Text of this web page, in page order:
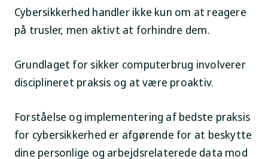
Cybersikkerhed handler ikke kun om at reagere
på trusler, men aktivt at forhindre dem.
Grundlaget for sikker computerbrug involverer
disciplineret praksis og at være proaktiv.
Forståelse og implementering af bedste praksis
for cybersikkerhed er afgørende for at beskytte
dine personlige og arbejdsrelaterede data mod